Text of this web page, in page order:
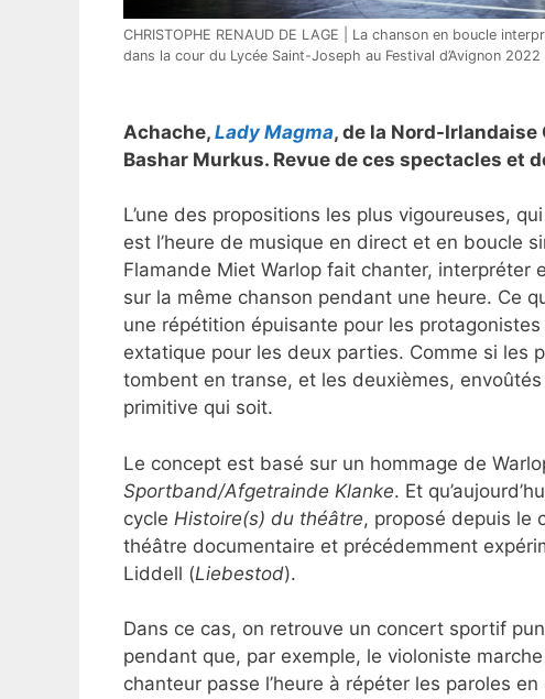
CHRISTOPHE RENAUD DE LAGE | La chanson en boucle
dans la cour du Lycée Saint-Joseph au Festival d’Avignon 2022
Achache, Lady Magma, de la Nord-Irlandaise
Bashar Murkus. Revue de ces spectacles et
L’une des propositions les plus vigoureuses,
est l’heure de musique en direct et en boucle
Flamande Miet Warlop fait chanter,
sur la même chanson pendant une heure. Ce
une répétition épuisante pour les
extatique pour les deux parties. Comme si les
tombent en transe, et les deuxièmes,
primitive qui soit.
Le concept est basé sur un hommage de
Sportband/Afgetrainde Klanke. Et
cycle Histoire(s) du théâtre, proposé depuis le
théâtre documentaire et précédemment
Liddell (Liebestod).
Dans ce cas, on retrouve un concert sportif
pendant que, par exemple, le violoniste
chanteur passe l’heure à répéter les paroles